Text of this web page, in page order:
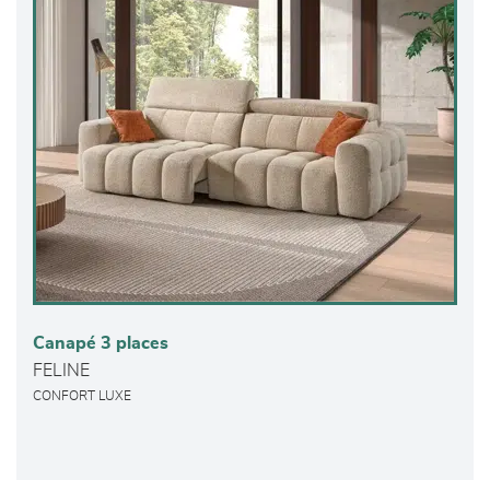
Canapé 3 places
FELINE
CONFORT LUXE